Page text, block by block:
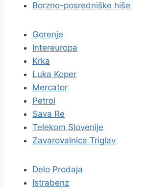
Borzno-posredniške hiše
Gorenje
Intereuropa
Krka
Luka Koper
Mercator
Petrol
Sava Re
Telekom Slovenije
Zavarovalnica Triglav
Delo Prodaja
Istrabenz